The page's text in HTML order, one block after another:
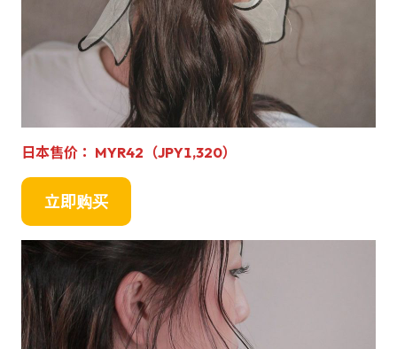
日本售价： MYR42（JPY1,320）
立即购买